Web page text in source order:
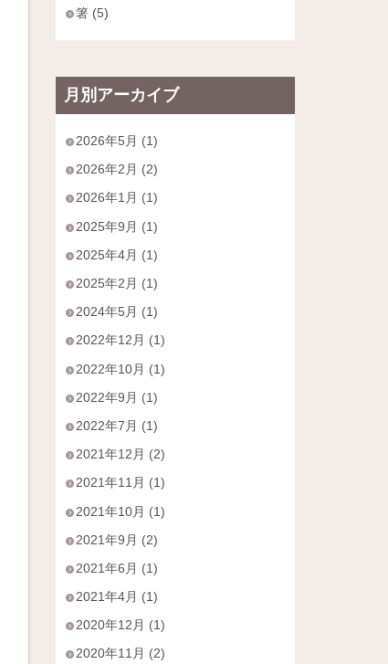
箸 (5)
月別アーカイブ
2026年5月 (1)
2026年2月 (2)
2026年1月 (1)
2025年9月 (1)
2025年4月 (1)
2025年2月 (1)
2024年5月 (1)
2022年12月 (1)
2022年10月 (1)
2022年9月 (1)
2022年7月 (1)
2021年12月 (2)
2021年11月 (1)
2021年10月 (1)
2021年9月 (2)
2021年6月 (1)
2021年4月 (1)
2020年12月 (1)
2020年11月 (2)